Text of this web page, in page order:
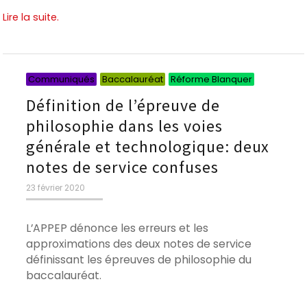
Lire la suite.
Communiqués Baccalauréat Réforme Blanquer
Définition de l’épreuve de
philosophie dans les voies
générale et technologique: deux
notes de service confuses
Publié
le
23 février 2020
L’APPEP dénonce les erreurs et les
approximations des deux notes de service
définissant les épreuves de philosophie du
baccalauréat.